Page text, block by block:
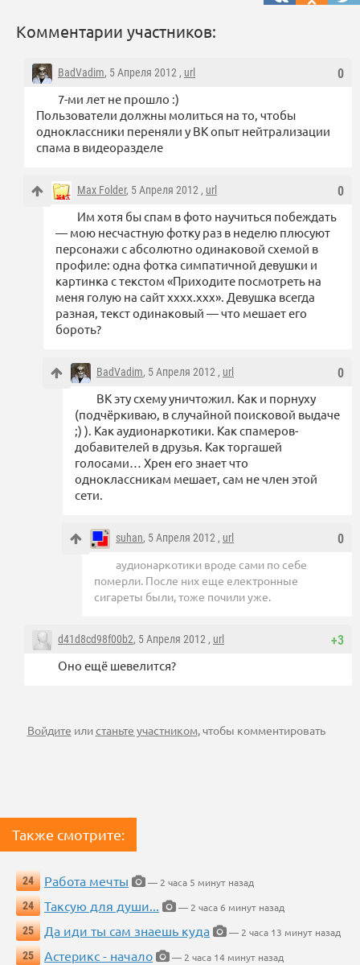
Комментарии участников:
0
BadVadim, 5 Апреля 2012 , url
7-ми лет не прошло :)
Пользователи должны молиться на то, чтобы
одноклассники переняли у ВК опыт нейтрализации
спама в видеоразделе
0
Max Folder, 5 Апреля 2012 , url
Им хотя бы спам в фото научиться побеждать
— мою несчастную фотку раз в неделю плюсуют
персонажи с абсолютно одинаковой схемой в
профиле: одна фотка симпатичной девушки и
картинка с текстом «Приходите посмотреть на
меня голую на сайт xxxx.xxx». Девушка всегда
разная, текст одинаковый — что мешает его
бороть?
0
BadVadim, 5 Апреля 2012 , url
ВК эту схему уничтожил. Как и порнуху
(подчёркиваю, в случайной поисковой выдаче
;) ). Как аудионаркотики. Как спамеров-
добавителей в друзья. Как торгашей
голосами… Хрен его знает что
одноклассникам мешает, сам не член этой
сети.
0
suhan, 5 Апреля 2012 , url
аудионаркотики вроде сами по себе
померли. После них еще електронные
сигареты были, тоже почили уже.
+3
d41d8cd98f00b2, 5 Апреля 2012 , url
Оно ещё шевелится?
Войдите илистаньте участником, чтобы комментировать
Также смотрите:
24 Работа мечты
— 2 часа 5 минут назад
24
Таксую для души...
— 2 часа 6 минут назад
25
Да иди ты сам знаешь куда
— 2 часа 13 минут назад
25
Астерикс - начало
— 2 часа 14 минут назад